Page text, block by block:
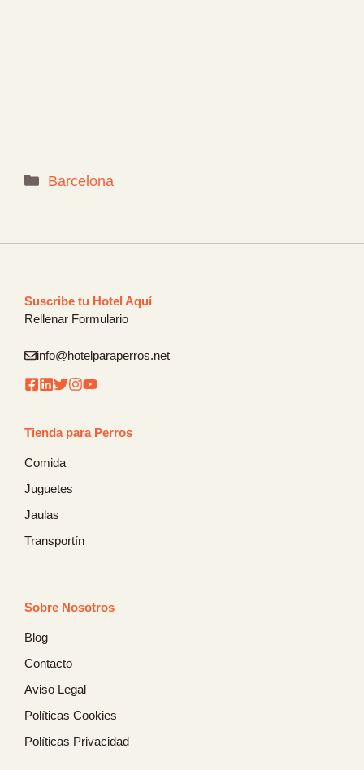
Categorías
Barcelona
Suscribe tu Hotel Aquí
Rellenar Formulario
info@hotelparaperros.net
Tienda para Perros
Comida
Juguetes
Jaulas
Transportín
Sobre Nosotros
Blog
Contacto
Aviso Legal
Políticas Cookies
Políticas Privacidad